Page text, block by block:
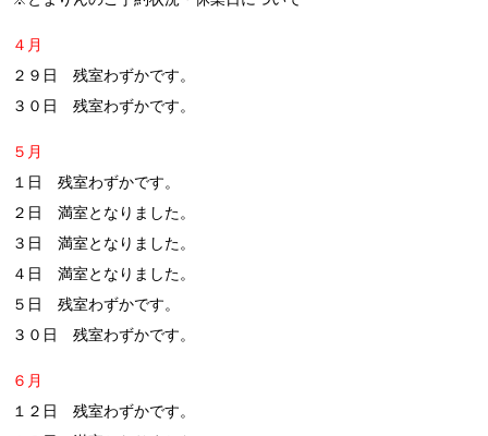
４月
２９日 残室わずかです。
３０日 残室わずかです。
５月
１日 残室わずかです。
２日 満室となりました。
３日 満室となりました。
４日 満室となりました。
５日 残室わずかです。
３０日 残室わずかです。
６月
１２日 残室わずかです。